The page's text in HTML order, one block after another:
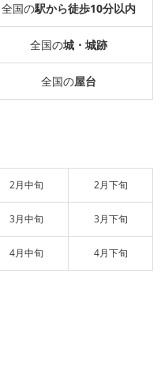
全国の駅から徒歩10分以内
全国の城・城跡
全国の屋台
2月中旬 2月下旬
3月中旬 3月下旬
4月中旬 4月下旬